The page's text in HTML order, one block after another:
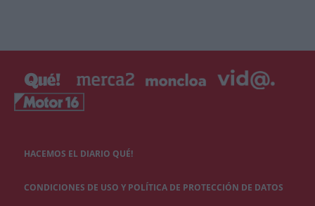
HACEMOS EL DIARIO QUÉ!
CONDICIONES DE USO Y POLÍTICA DE PROTECCIÓN DE DATOS